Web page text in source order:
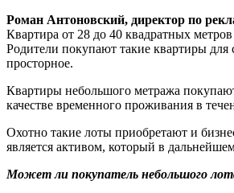
Роман Антоновский, директор по
Квартира от 28 до 40 квадратных
Родители покупают такие квартиры для
просторное.
Квартиры небольшого метража
качестве временного проживания в
Охотно такие лоты приобретают и
является активом, который в
Может ли покупатель небольшого